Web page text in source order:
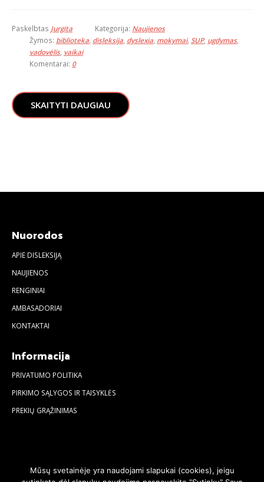
Paskelbtas Jurgita Kategorija: Naujienos
Žymos: biblioteka disleksija dyslexia mokymai, SUP, ugdymas,
vadovėlis, vaikai
Komentarai: 0
SKAITYTI DAUGIAU
Nuorodos
APIE DISLEKSIJĄ
NAUJIENOS
RENGINIAI
AMBASADORIAI
KONTAKTAI
Informacija
PRIVATUMO POLITIKA
PIRKIMO SĄLYGOS IR TAISYKLĖS
PREKIŲ GRĄŽINIMAS
Mūsų svetainėje yra naudojami slapukai (cookies), jeigu